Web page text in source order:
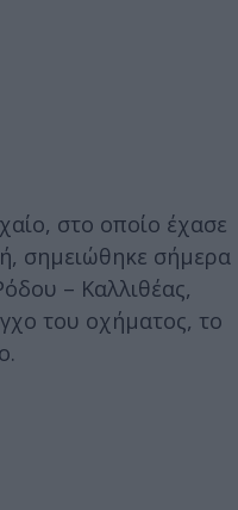
στο οποίο έχασε
σημειώθηκε σήμερα
– Καλλιθέας,
του οχήματος, το